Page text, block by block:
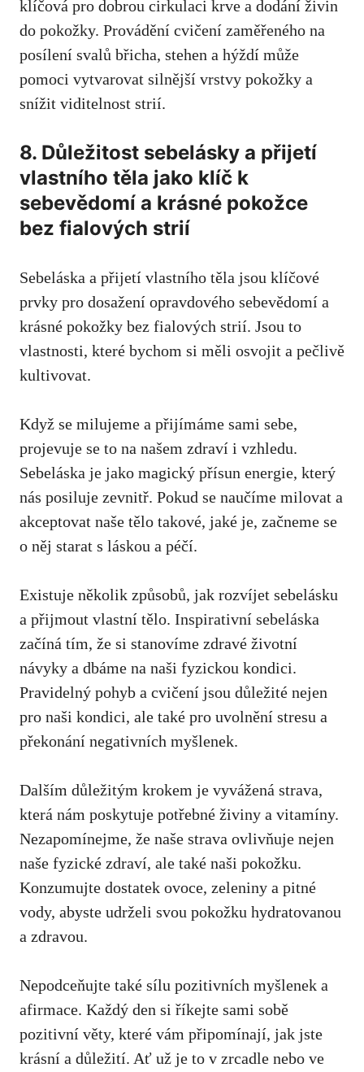
klíčová pro dobrou cirkulaci krve a dodání živin
do pokožky. Provádění cvičení ‍zaměřeného na
posílení svalů břicha, stehen a hýždí může
pomoci vytvarovat silnější vrstvy pokožky a ​
snížit viditelnost strií.
8. ⁤Důležitost sebelásky a přijetí
vlastního těla⁢ jako ⁤klíč k
sebevědomí a krásné pokožce
bez fialových strií
Sebeláska a přijetí vlastního těla ​jsou klíčové
prvky‍ pro dosažení opravdového sebevědomí a
krásné pokožky bez fialových strií. Jsou to
vlastnosti, které bychom si měli osvojit a ⁣pečlivě
kultivovat.
Když se milujeme a přijímáme‌ sami sebe,
projevuje se to na našem ⁤zdraví ⁤i vzhledu.
Sebeláska je jako magický přísun energie, který
nás posiluje zevnitř. Pokud se naučíme milovat ⁤a
akceptovat naše tělo takové, jaké je,‌ začneme se
o něj starat s láskou ‍a péčí.
Existuje několik způsobů, jak⁢ rozvíjet sebelásku
a přijmout vlastní tělo. Inspirativní sebeláska
začíná⁤ tím, že si stanovíme zdravé životní
⁣návyky a dbáme na naši fyzickou kondici.
Pravidelný pohyb a cvičení jsou důležité nejen
pro naši kondici, ale také pro uvolnění stresu a
překonání negativních myšlenek.
Dalším‌ důležitým krokem je vyvážená strava,
která nám poskytuje potřebné⁣ živiny a vitamíny.
Nezapomínejme, že naše strava ovlivňuje nejen
naše fyzické zdraví, ale také naši pokožku.
Konzumujte dostatek ovoce, zeleniny a pitné
vody, abyste udrželi svou pokožku hydratovanou
a​ zdravou.
Nepodceňujte také sílu pozitivních myšlenek⁤ a
afirmace. Každý‌ den si říkejte sami sobě⁢
pozitivní věty,‌ které‌ vám připomínají, ⁢jak⁤ jste
krásní a důležití. Ať už je to v zrcadle nebo ve